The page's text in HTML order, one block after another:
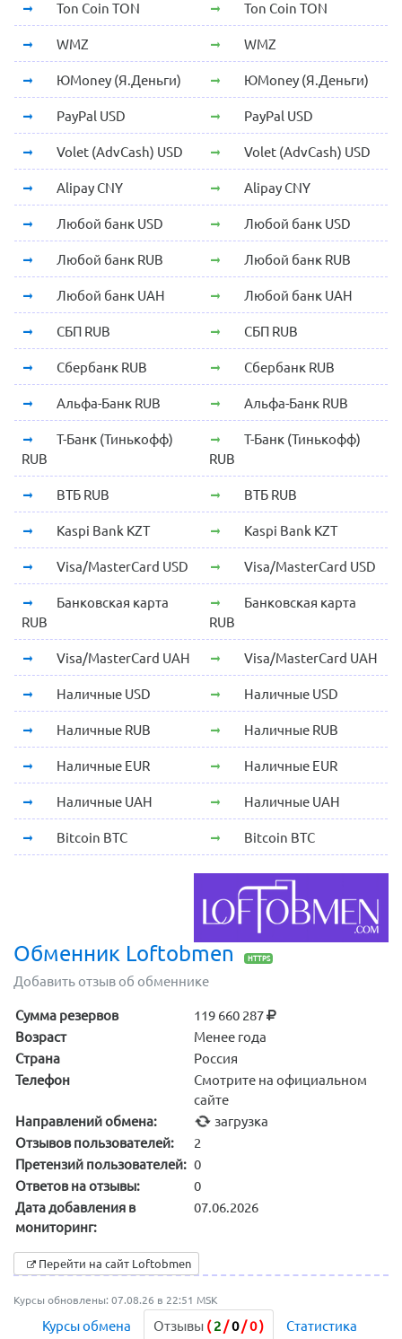
Ton Coin TON Ton Coin TON
WMZ WMZ
ЮMoney (Я.Деньги) ЮMoney (Я.Деньги)
PayPal USD PayPal USD
Volet (AdvCash) USD Volet (AdvCash) USD
Alipay CNY Alipay CNY
Любой банк USD Любой банк USD
Любой банк RUB Любой банк RUB
Любой банк UAH Любой банк UAH
СБП RUB СБП RUB
Сбербанк RUB Сбербанк RUB
Альфа-Банк RUB Альфа-Банк RUB
Т-Банк (Тинькофф)
RUB
Т-Банк (Тинькофф)
RUB
ВТБ RUB ВТБ RUB
Kaspi Bank KZT Kaspi Bank KZT
Visa/MasterCard USD Visa/MasterCard USD
Банковская карта
RUB
Банковская карта
RUB
Visa/MasterCard UAH Visa/MasterCard UAH
Наличные USD Наличные USD
Наличные RUB Наличные RUB
Наличные EUR Наличные EUR
Наличные UAH Наличные UAH
Bitcoin BTC Bitcoin BTC
Обменник Loftobmen HTTPS
Добавить отзыв об обменнике
Сумма резервов
119 660 287
Возраст
Менее года
Страна
Россия
Телефон
Смотрите на официальном
сайте
Направлений обмена:
загрузка
Отзывов пользователей:
2
Претензий пользователей: 0
Ответов на отзывы:
0
Дата добавления в
мониторинг:
07.06.2026
Перейти на сайт Loftobmen
Курсы обновлены: 07.08.26 в 22:51 MSK
Курсы обмена Отзывы ( 2/0/0) Статистика